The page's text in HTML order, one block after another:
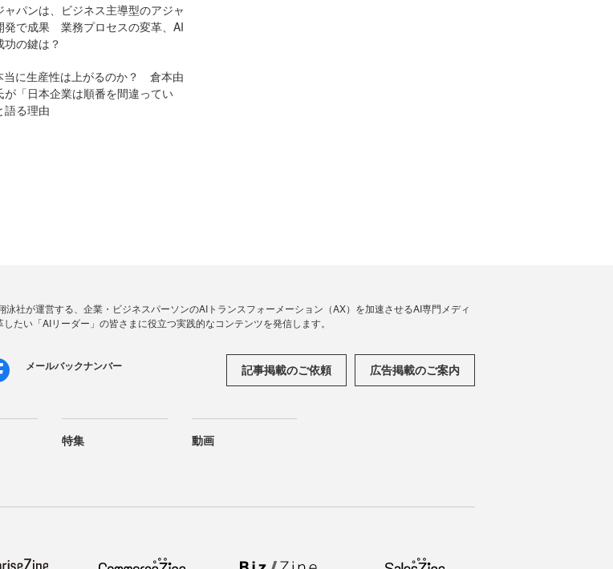
ャパンは、ビジネス主導型のアジャ
発で成果 業務プロセスの変革、AI
功の鍵は？
当に生産性は上がるのか？ 倉本由
が「日本企業は順番を間違ってい
語る理由
泳社が運営する、企業・ビジネスパーソンのAIトランスフォーメーション（AX）を加速させるAI専門メディ
たい「AIリーダー」の皆さまに役立つ実践的なコンテンツを発信します。
メールバックナンバー 記事掲載のご依頼 広告掲載のご案内
特集 動画